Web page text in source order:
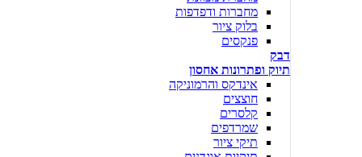
מחברות ודפדפות
בלוק ציור
פנקסים
דבק
תיוק ופתרונות אחסון
אינדקס והרמוניקה
חוצצים
קלסרים
שמרדפים
תיקי ציור